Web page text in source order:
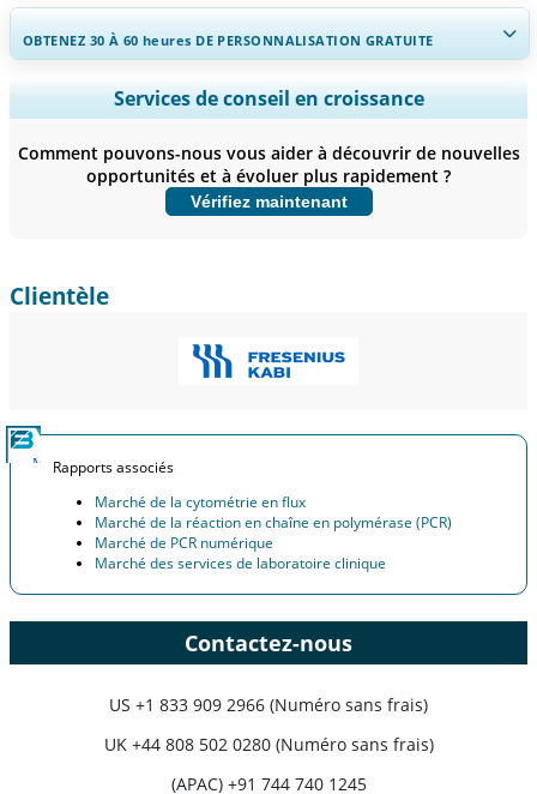
OBTENEZ 30 À 60heures DE PERSONNALISATION GRATUITE
Ampliar a cobertura regional e por país, Análise de segmentos,
Perfis de empresas, Benchmarking competitivo, e insights sobre o
Personnaliser maintenant
Services de conseil en croissance
Comment pouvons-nous vous aider à découvrir de nouvelles
opportunités et à évoluer plus rapidement ?
Vérifiez maintenant
Clientèle
Rapports associés
Marché de la cytométrie en flux
Marché de la réaction en chaîne en polymérase (PCR)
Marché de PCR numérique
Marché des services de laboratoire clinique
Contactez-nous
US +1 833 909 2966 (Numéro sans frais)
UK +44 808 502 0280 (Numéro sans frais)
(APAC) +91 744 740 1245